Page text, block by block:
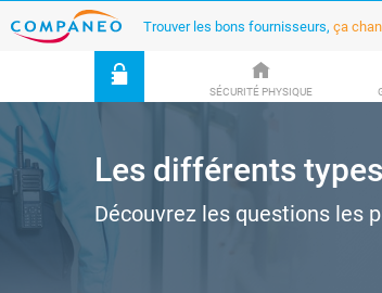
Trouver les bons fournisseurs, ça
SÉCURITÉ PHYSIQUE
Les différents
Découvrez les questions les